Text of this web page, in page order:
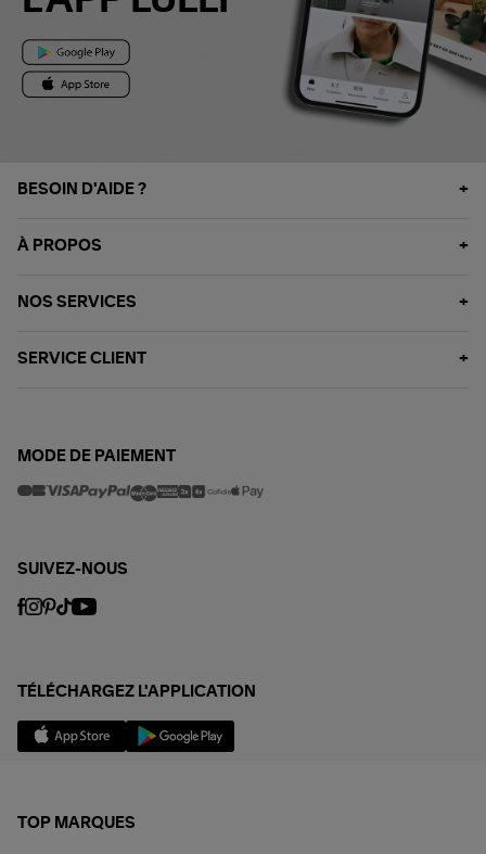
BESOIN D'AIDE ?
À PROPOS
NOS SERVICES
SERVICE CLIENT
MODE DE PAIEMENT
SUIVEZ-NOUS
TÉLÉCHARGEZ L'APPLICATION
TOP MARQUES